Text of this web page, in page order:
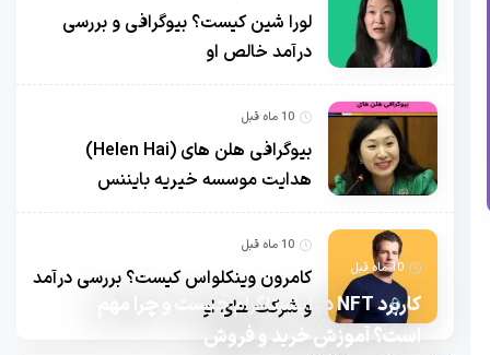
لورا شین کیست؟ بیوگرافی و بررسی
درآمد خالص او
10 ماه قبل
بیوگرافی هلن های (Helen Hai)
هدایت موسسه خیریه بایننس
10 ماه قبل
کامرون وینکلواس کیست؟ بررسی درآمد
و شرکت های او
10 ماه قبل
کاربرد NFT در اینستاگرام چیست و چرا مهم
است؟ آموزش خرید و فروش